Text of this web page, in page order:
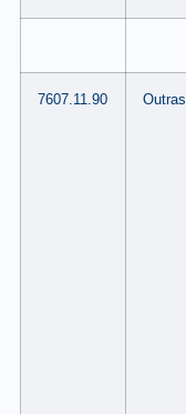
7607.11.90 Outras